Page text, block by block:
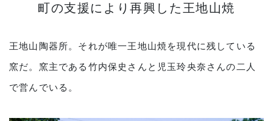
町の支援により再興した王地山焼
王地山陶器所。それが唯一王地山焼を現代に残している
窯だ。窯主である竹内保史さんと児玉玲央奈さんの二人
で営んでいる。